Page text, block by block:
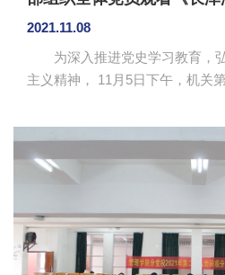
2021.11.08
为深入推进党史学习教育，弘
主义精神， 11月5日下午，机关
《长津湖》影片长达3个小时，
地区中美对抗的惨烈战役。中国
强、舍生忘死的战斗精神，创造
它是一部感人至深的、生动形象
全体党员对军人们展现出的不
命精神意志所感动，不少同志潸
要发扬伟大的抗美援朝...